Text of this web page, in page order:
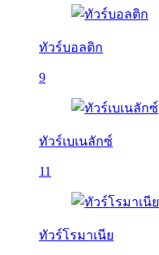
ทัวร์บอลติก
9
ทัวร์เบเนลักซ์
11
ทัวร์โรมาเนีย